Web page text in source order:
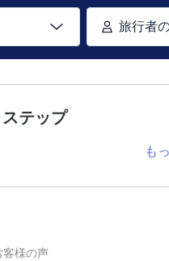
旅行者
テップ
も
客様の声